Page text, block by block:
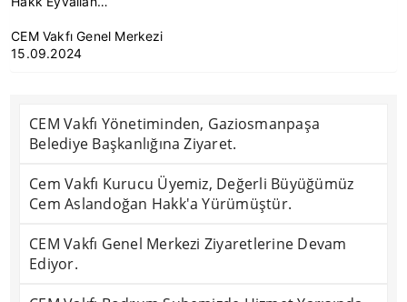
CEM Vakfı Genel Merkezi
15.09.2024
CEM Vakfı Yönetiminden, Gaziosmanpaşa
Belediye Başkanlığına Ziyaret.
Cem Vakfı Kurucu Üyemiz, Değerli Büyüğümüz
Cem Aslandoğan Hakk'a Yürümüştür.
CEM Vakfı Genel Merkezi Ziyaretlerine Devam
Ediyor.